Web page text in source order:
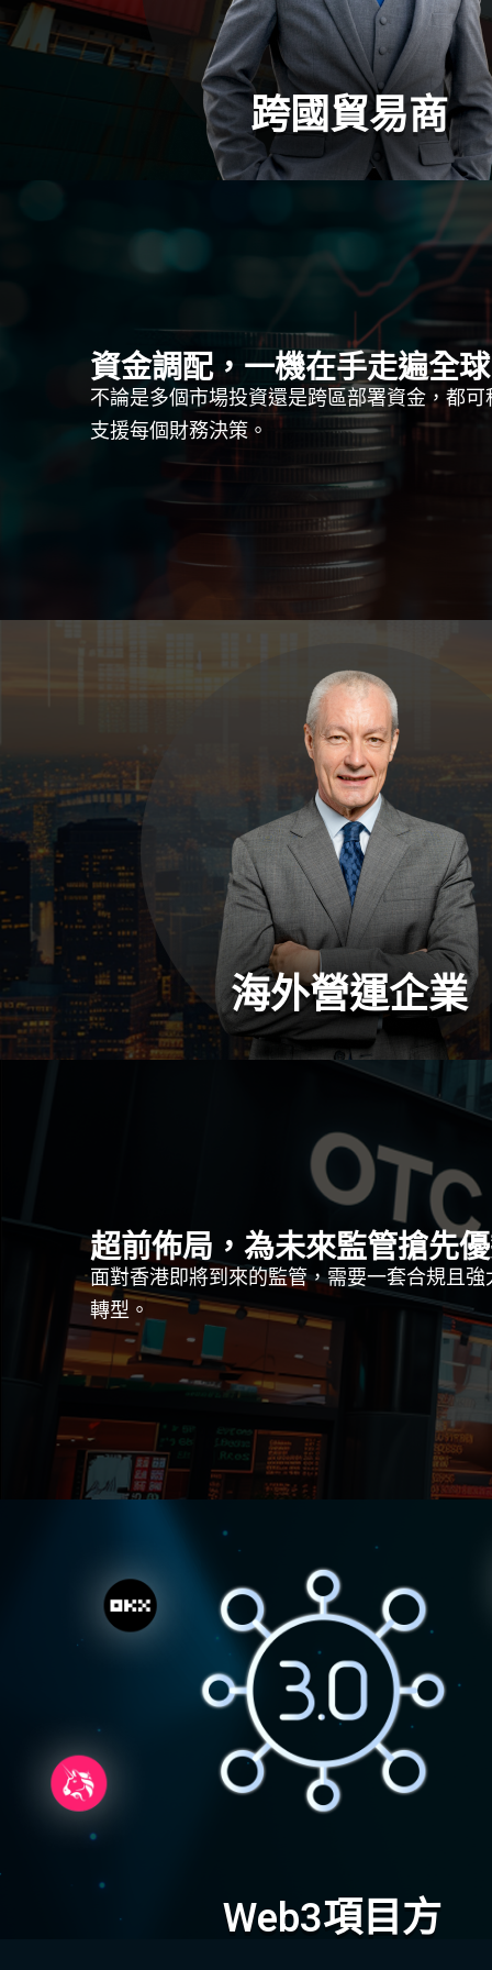
跨國貿易商
資金調配，一機在手走遍全球
不論是多個市場投資還是跨區部署資金，都
支援每個財務決策。
海外營運企業
超前佈局，為未來監管搶先
面對香港即將到來的監管，需要一套合規且
轉型。
Web3項目方